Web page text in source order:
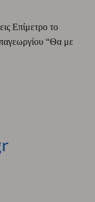
Επίμετρο το
“Θα με